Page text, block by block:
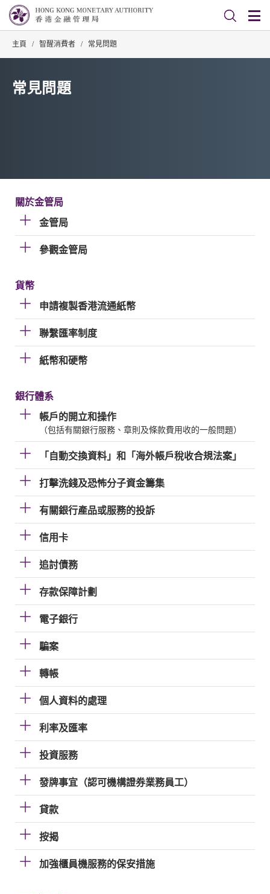
主頁 / 智醒消費者 / 常見問題
常見問題
關於金管局
金管局
參觀金管局
貨幣
申請複製香港流通紙幣
聯繫匯率制度
紙幣和硬幣
銀行體系
帳戶的開立和操作
（包括有關銀行服務、章則及條款費用收的一般問題）
「自動交換資料」和「海外帳戶稅收合規法案」
打擊洗錢及恐怖分子資金籌集
有關銀行產品或服務的投訴
信用卡
追討債務
存款保障計劃
電子銀行
騙案
轉帳
個人資料的處理
利率及匯率
投資服務
發牌事宜（認可機構證券業務員工）
貸款
按揭
加強櫃員機服務的保安措施